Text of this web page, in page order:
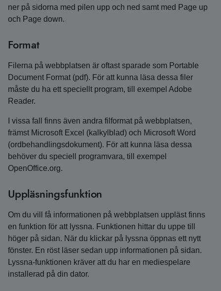
ner på sidorna med pilen upp och ned samt med Page up
och Page down.
Format
Filerna på webbplatsen är oftast sparade som Portable
Document Format (pdf). För att kunna läsa dessa filer
måste du ha ett speciellt program, till exempel Adobe
Reader.
I vissa fall finns även andra filformat på webbplatsen,
främst Microsoft Excel (kalkylblad) och Microsoft Word
(ordbehandlingsdokument). För att kunna läsa dessa
behöver du speciell programvara, till exempel
OpenOffice.org.
Uppläsningsfunktion
Om du vill få informationen på webbplatsen uppläst finns
en funktion för att lyssna. Funktionen hittar du uppe till
höger på sidan. När du klickar på lyssna öppnas ett nytt
fönster. En röst läser sedan upp informationen på sidan.
Lyssna-funktionen kräver att du har en mediespelare
installerad på din dator.